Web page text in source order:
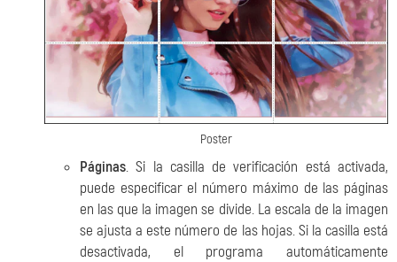
Poster
Páginas. Si la casilla de verificación está activada,
puede especificar el número máximo de las páginas
en las que la imagen se divide. La escala de la imagen
se ajustaa este número de las hojas. Si la casilla está
desactivada, el programa automáticamente